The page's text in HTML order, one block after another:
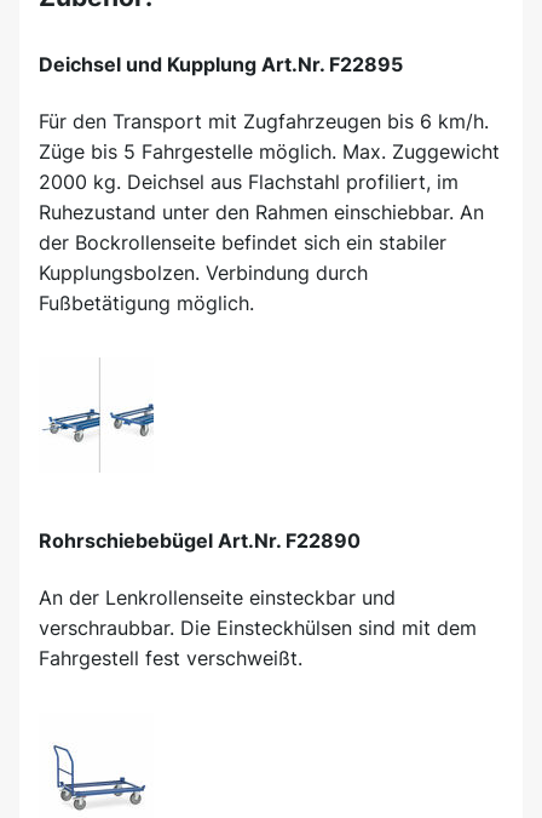
Deichsel und Kupplung Art.Nr. F22895
Für den Transport mit Zugfahrzeugen bis 6 km/h.
Züge bis 5 Fahrgestelle möglich. Max. Zuggewicht
2000 kg. Deichsel aus Flachstahl profiliert, im
Ruhezustand unter den Rahmen einschiebbar. An
der Bockrollenseite befindet sich ein stabiler
Kupplungsbolzen. Verbindung durch
Fußbetätigung möglich.
Rohrschiebebügel Art.Nr. F22890
An der Lenkrollenseite einsteckbar und
verschraubbar. Die Einsteckhülsen sind mit dem
Fahrgestell fest verschweißt.